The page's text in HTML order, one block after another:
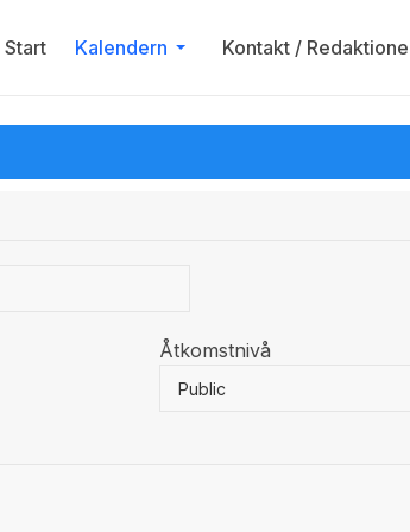
Start Kalendern Kontakt /
Åtkomstnivå
Public